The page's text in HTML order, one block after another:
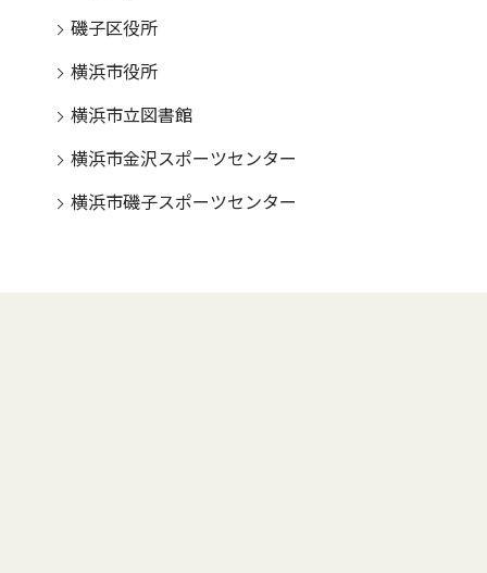
磯子区役所
横浜市役所
横浜市立図書館
横浜市金沢スポーツセンター
横浜市磯子スポーツセンター